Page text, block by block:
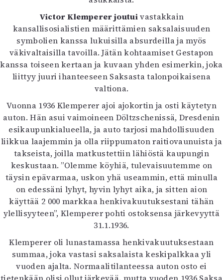
Victor Klemperer joutuivastakkain
kansallisosialistien määrittämien saksalaisuuden
symbolien kanssa lukuisilla absurdeilla ja myös
väkivaltaisilla tavoilla. Jätän kohtaamiset Gestapon
kanssa toiseen kertaan ja kuvaan yhden esimerkin, joka
liittyy juuri ihanteeseen Saksasta talonpoikaisena
valtiona.
Vuonna 1936 Klemperer ajoi ajokortin ja osti käytetyn
auton. Hän asui vaimoineen Döltzschenissä, Dresdenin
esikaupunkialueella, ja auto tarjosi mahdollisuuden
liikkua laajemmin ja olla riippumaton raitiovaunuista ja
takseista, joilla matkustettiin lähiöstä kaupungin
keskustaan. ”Olemme köyhiä, tulevaisuutemme on
täysin epävarmaa, uskon yhä useammin, että minulla
on edessäni lyhyt, hyvin lyhyt aika, ja sitten aion
käyttää 2 000 markkaa henkivakuutuksestani tähän
ylellisyyteen”, Klemperer pohti ostoksensa järkevyyttä
31.1.1936.
Klemperer oli lunastamassa henkivakuutuksestaan
summaa, joka vastasi saksalaista keskipalkkaa yli
vuoden ajalta. Normaalitilanteessa auton osto ei